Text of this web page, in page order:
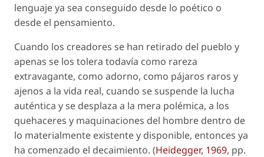
lenguaje ya sea conseguido desde lo poético o
desde el pensamiento.
Cuando los creadores se han retirado del pueblo y
apenas se los tolera todavía como rareza
extravagante, como adorno, como pájaros raros y
ajenos a la vida real, cuando se suspende la lucha
auténtica y se desplaza a la mera polémica, a los
quehaceres y maquinaciones del hombre dentro de
lo materialmente existente y disponible, entonces ya
ha comenzado el decaimiento. (Heidegger, 1969, pp.